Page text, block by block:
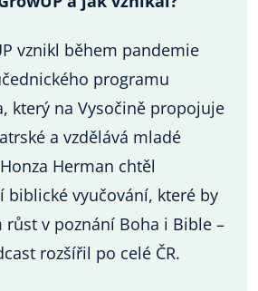
vznikl během pandemie
programu
který na Vysočině propojuje
a vzdělává mladé
Herman chtěl
biblické vyučování, které by
v poznání Boha i Bible –
rozšířil po celé ČR.